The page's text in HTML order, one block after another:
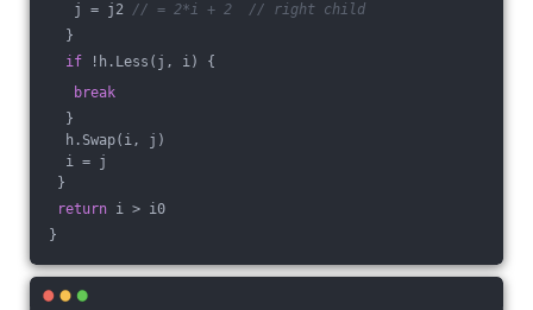
j = j2 // = 2*i + 2  // right child
}
if !h.Less(j, i) {
break
}
h.Swap(i, j)
i = j
}
return i > i0
}